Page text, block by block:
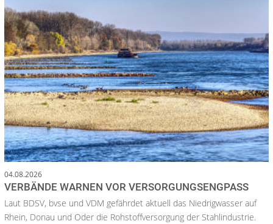
04.08.2026
VERBÄNDE WARNEN VOR VERSORGUNGSENGPASS
Laut BDSV, bvse und VDM gefährdet aktuell das Niedrigwasser auf
Rhein, Donau und Oder die Rohstoffversorgung der Stahlindustrie.